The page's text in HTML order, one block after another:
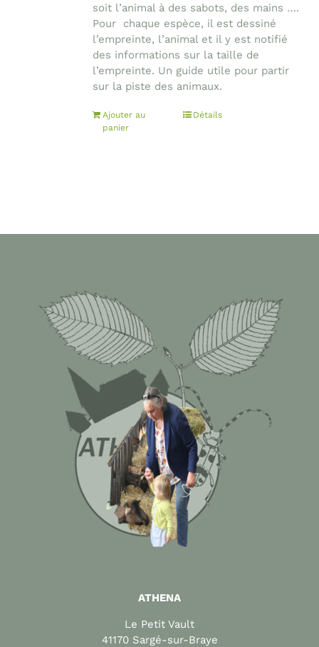
soit l’animal à des sabots, des mains ….
Pour chaque espèce, il est dessiné
l’empreinte, l’animal et il y est notifié
des informations sur la taille de
l’empreinte. Un guide utile pour partir
sur la piste des animaux.
Ajouter au
panier
Détails
ATHENA
Le Petit Vault
41170 Sargé-sur-Braye